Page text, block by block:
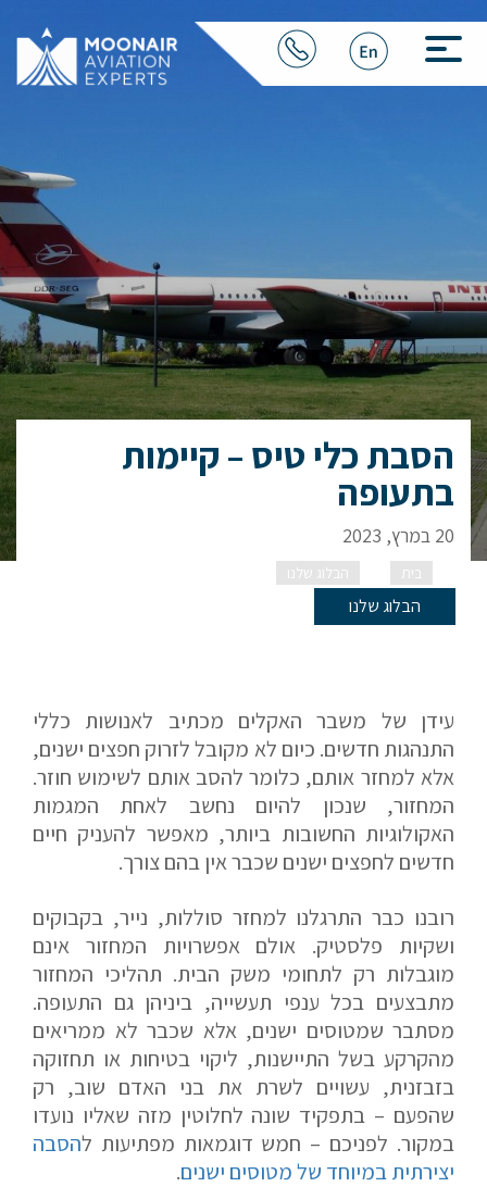
הסבת כלי טיס – קיימות
בתעופה
20 במרץ, 2023
בית הבלוג שלנו
הבלוג שלנו
עידן של משבר האקלים מכתיב לאנושות כללי
התנהגות חדשים. כיום לא מקובל לזרוק חפצים ישנים,
אלא למחזר אותם, כלומר להסב אותם לשימוש חוזר.
המחזור, שנכון להיום נחשב לאחת המגמות
האקולוגיות החשובות ביותר, מאפשר להעניק חיים
חדשים לחפצים ישנים שכבר אין בהם צורך.
רובנו כבר התרגלנו למחזר סוללות, נייר, בקבוקים
ושקיות פלסטיק. אולם אפשרויות המחזור אינם
מוגבלות רק לתחומי משק הבית. תהליכי המחזור
מתבצעים בכל ענפי תעשייה, ביניהן גם התעופה.
מסתבר שמטוסים ישנים, אלא שכבר לא ממריאים
מהקרקע בשל התיישנות, ליקוי בטיחות או תחזוקה
בזבזנית, עשויים לשרת את בני האדם שוב, רק
שהפעם – בתפקיד שונה לחלוטין מזה שאליו נועדו
במקור. לפניכם – חמש דוגמאות מפתיעות להסבה
יצירתית במיוחד של מטוסים ישנים.